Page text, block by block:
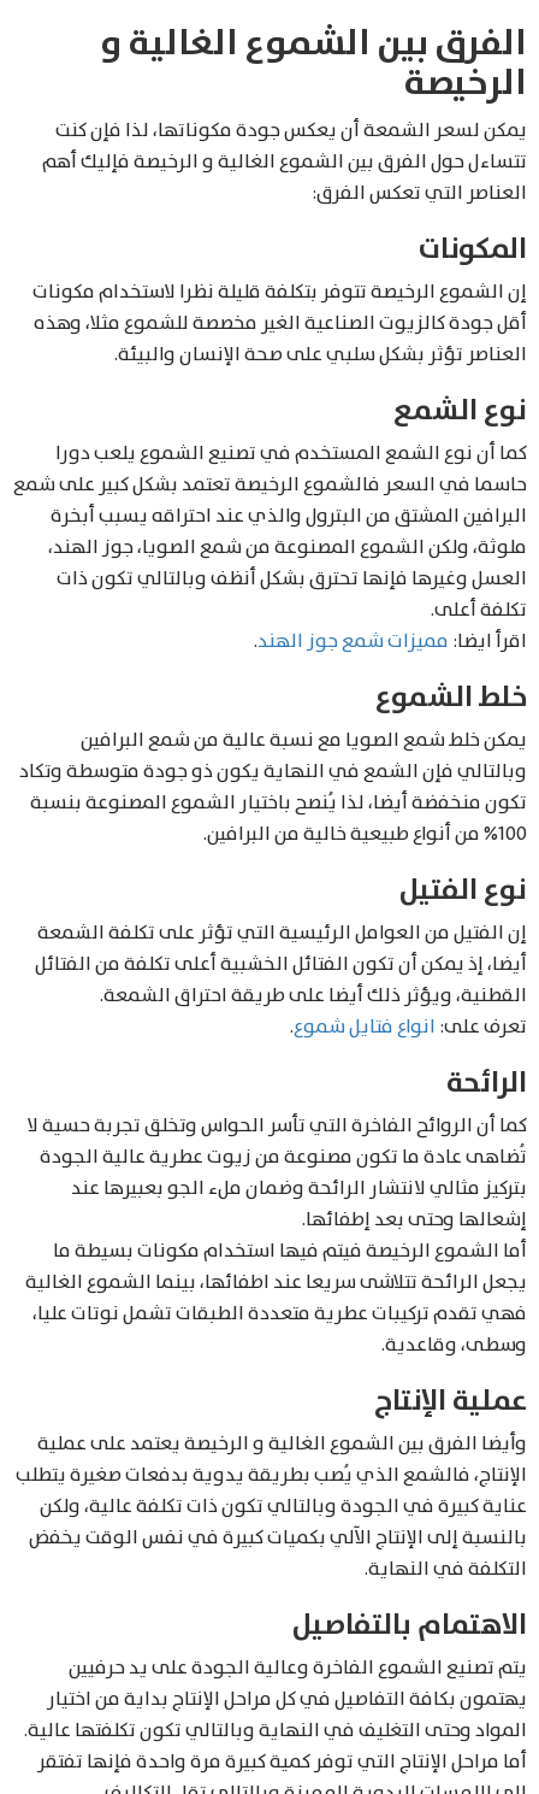
الفرق بين الشموع الغالية و
الرخيصة
يمكن لسعر الشمعة أن يعكس جودة مكوناتها، لذا فإن كنت
تتساءل حول الفرق بين الشموع الغالية و الرخيصة فإليك أهم
العناصر التي تعكس الفرق:
المكونات
إن الشموع الرخيصة تتوفر بتكلفة قليلة نظرا لاستخدام مكونات
أقل جودة كالزيوت الصناعية الغير مخصصة للشموع مثلا، وهذه
العناصر تؤثر بشكل سلبي على صحة الإنسان والبيئة.
نوع الشمع
كما أن نوع الشمع المستخدم في تصنيع الشموع يلعب دورا
حاسما في السعر فالشموع الرخيصة تعتمد بشكل كبير على شمع
البرافين المشتق من البترول والذي عند احتراقه يسبب أبخرة
ملوثة، ولكن الشموع المصنوعة من شمع الصويا، جوز الهند،
العسل وغيرها فإنها تحترق بشكل أنظف وبالتالي تكون ذات
تكلفة أعلى.
اقرأ ايضا: مميزات شمع جوز الهند.
خلط الشموع
يمكن خلط شمع الصويا مع نسبة عالية من شمع البرافين
وبالتالي فإن الشمع في النهاية يكون ذو جودة متوسطة وتكاد
تكون منخفضة أيضا، لذا يُنصح باختيار الشموع المصنوعة بنسبة
100% من أنواع طبيعية خالية من البرافين.
نوع الفتيل
إن الفتيل من العوامل الرئيسية التي تؤثر على تكلفة الشمعة
أيضا، إذ يمكن أن تكون الفتائل الخشبية أعلى تكلفة من الفتائل
القطنية، ويؤثر ذلك أيضا على طريقة احتراق الشمعة.
تعرف على: انواع فتايل شموع.
الرائحة
كما أن الروائح الفاخرة التي تأسر الحواس وتخلق تجربة حسية لا
تُضاهى عادة ما تكون مصنوعة من زيوت عطرية عالية الجودة
بتركيز مثالي لانتشار الرائحة وضمان ملء الجو بعبيرها عند
إشعالها وحتى بعد إطفائها.
أما الشموع الرخيصة فيتم فيها استخدام مكونات بسيطة ما
يجعل الرائحة تتلاشى سريعا عند اطفائها، بينما الشموع الغالية
فهي تقدم تركيبات عطرية متعددة الطبقات تشمل نوتات عليا،
وسطى، وقاعدية.
عملية الإنتاج
وأيضا الفرق بين الشموع الغالية و الرخيصة يعتمد على عملية
الإنتاج، فالشمع الذي يُصب بطريقة يدوية بدفعات صغيرة يتطلب
عناية كبيرة في الجودة وبالتالي تكون ذات تكلفة عالية، ولكن
بالنسبة إلى الإنتاج الآلي بكميات كبيرة في نفس الوقت يخفض
التكلفة في النهاية.
الاهتمام بالتفاصيل
يتم تصنيع الشموع الفاخرة وعالية الجودة على يد حرفيين
يهتمون بكافة التفاصيل في كل مراحل الإنتاج بداية من اختيار
المواد وحتى التغليف في النهاية وبالتالي تكون تكلفتها عالية.
أما مراحل الإنتاج التي توفر كمية كبيرة مرة واحدة فإنها تفتقر